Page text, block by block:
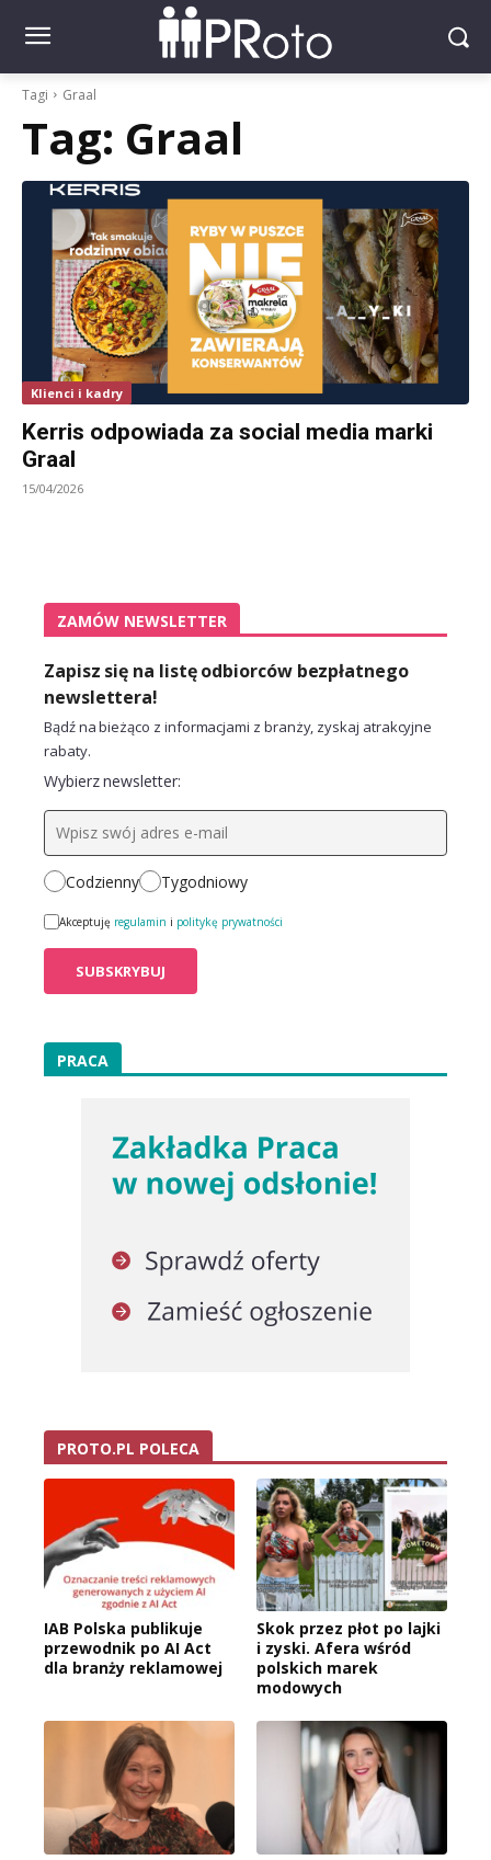
Tagi Graal
Tag: Graal
Klienci i kadry
Kerris odpowiada za social media marki
Graal
15/04/2026
ZAMÓW NEWSLETTER
Zapisz się na listę odbiorców bezpłatnego
newslettera!
Bądź na bieżąco z informacjami z branży, zyskaj atrakcyjne
rabaty.
Wybierz newsletter:
Codzienny Tygodniowy
Akceptuję regulamin i politykę prywatności
PRACA
PROTO.PL POLECA
IAB Polska publikuje
przewodnik po AI Act
dla branży reklamowej
Skok przez płot po lajki
i zyski. Afera wśród
polskich marek
modowych